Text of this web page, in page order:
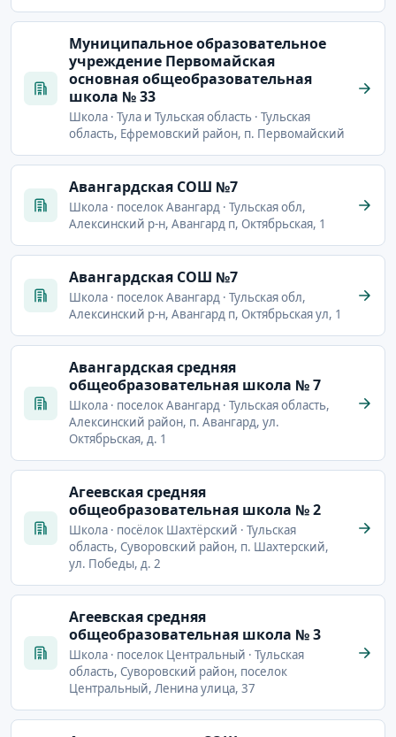
Mуниципальное образовательное
учреждение Первомайская
основная общеобразовательная
школа № 33
Школа · Тула и Тульская область · Тульская
область, Ефремовский район, п. Первомайский
Авангардская СОШ №7
Школа · поселок Авангард · Тульская обл,
Алексинский р-н, Авангард п, Октябрьская, 1
Авангардская СОШ №7
Школа · поселок Авангард · Тульская обл,
Алексинский р-н, Авангард п, Октябрьская ул, 1
Авангардская средняя
общеобразовательная школа № 7
Школа · поселок Авангард · Тульская область,
Алексинский район, п. Авангард, ул.
Октябрьская, д. 1
Агеевская средняя
общеобразовательная школа № 2
Школа · посёлок Шахтёрский · Тульская
область, Суворовский район, п. Шахтерский,
ул. Победы, д. 2
Агеевская средняя
общеобразовательная школа № 3
Школа · поселок Центральный · Тульская
область, Суворовский район, поселок
Центральный, Ленина улица, 37